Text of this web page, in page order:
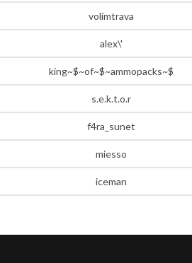
volimtrava
alex\'
king~$~of~$~ammopacks~$
s.e.k.t.o.r
f4ra_sunet
miesso
iceman